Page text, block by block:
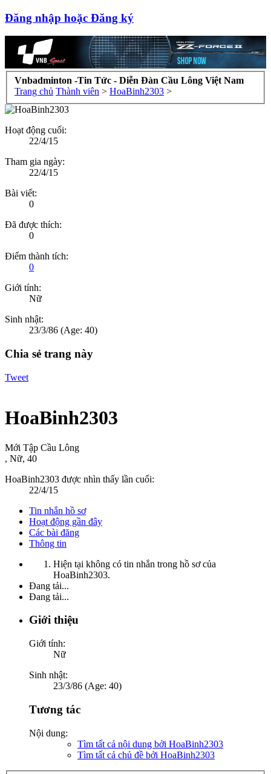
Đăng nhập hoặc Đăng ký
Vnbadminton -Tin Tức - Diễn Đàn Cầu Lông Việt Nam
Trang chủ Thành viên > HoaBinh2303 >
Hoạt động cuối:
22/4/15
Tham gia ngày:
22/4/15
Bài viết:
0
Đã được thích:
0
Điểm thành tích:
0
Giới tính:
Nữ
Sinh nhật:
23/3/86 (Age: 40)
Chia sẻ trang này
Tweet
HoaBinh2303
Mới Tập Cầu Lông
, Nữ, 40
HoaBinh2303 được nhìn thấy lần cuối:
22/4/15
Tin nhắn hồ sơ
Hoạt động gần đây
Các bài đăng
Thông tin
Hiện tại không có tin nhắn trong hồ sơ của
HoaBinh2303.
Đang tải...
Đang tải...
Giới thiệu
Giới tính:
Nữ
Sinh nhật:
23/3/86 (Age: 40)
Tương tác
Nội dung:
Tìm tất cả nội dung bởi HoaBinh2303
Tìm tất cả chủ đề bởi HoaBinh2303